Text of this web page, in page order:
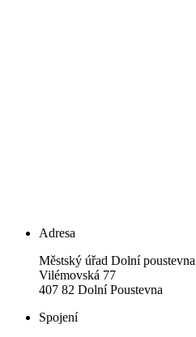
Adresa
Městský úřad Dolní poustevna
Vilémovská 77
407 82 Dolní Poustevna
Spojení